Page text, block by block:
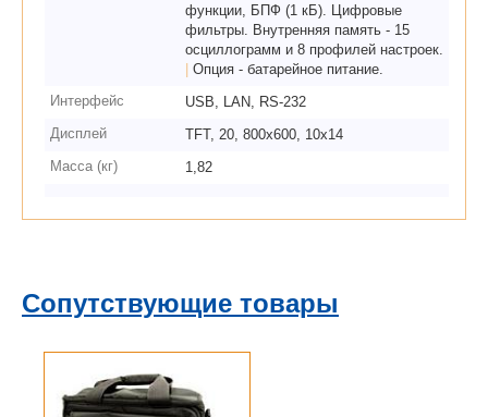
функции, БПФ (1 кБ). Цифровые
фильтры. Внутренняя память - 15
осциллограмм и 8 профилей настроек.
Опция - батарейное питание.
Интерфейс
USB, LAN, RS-232
Дисплей
TFT, 20, 800х600, 10x14
Масса (кг)
1,82
Сопутствующие товары